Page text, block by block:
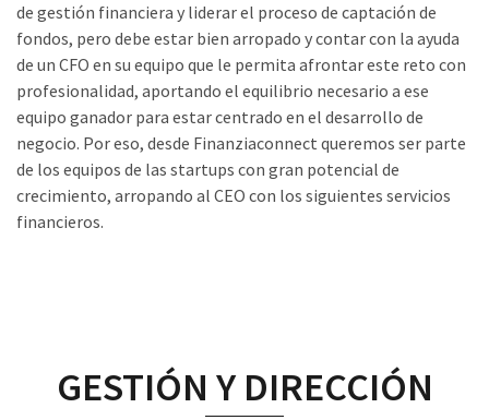
de gestión financiera y liderar el proceso de captación de
fondos, pero debe estar bien arropado y contar con la ayuda
de un CFO en su equipo que le permita afrontar este reto con
profesionalidad, aportando el equilibrio necesario a ese
equipo ganador para estar centrado en el desarrollo de
negocio. Por eso, desde Finanziaconnect queremos ser parte
de los equipos de las startups con gran potencial de
crecimiento, arropando al CEO con los siguientes servicios
financieros.
GESTIÓN Y DIRECCIÓN